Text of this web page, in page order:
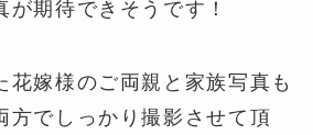
期待できそうです！
花嫁様のご両親と家族写真も
方でしっかり撮影させて頂